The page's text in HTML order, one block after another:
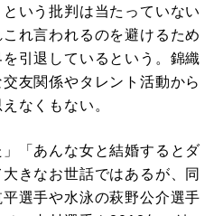
いう批判は当たっていない
れ言われるのを避けるため
引退しているという。錦織
友関係やタレント活動から
なくもない。
」「あんな女と結婚するとダ
きなお世話ではあるが、同
選手や水泳の萩野公介選手